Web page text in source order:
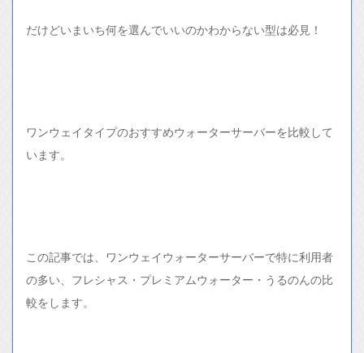
だけどいまいち何を選んでいいのかわからない型は必見！
ワンウェイタイプのおすすめウォーターサーバーを比較して
います。
この記事では、ワンウェイウォーターサーバーで特に利用者
の多い、フレシャス・プレミアムウォーター・うるのんの比
較をします。